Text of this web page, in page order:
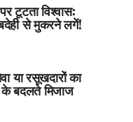
टूटता विश्वास:
से मुकरने लगें!
या रसूखदारों का
के बदलते मिजाज